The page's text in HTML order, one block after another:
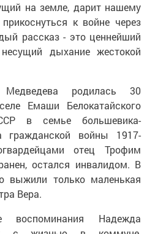
на земле, дарит нашему
к войне через
рассказ - это ценнейший
несущий дыхание жестокой
родилась 30
Емаши Белокатайского
в семье большевика-
гражданской войны 1917-
отец Трофим
остался инвалидом. В
выжили только маленькая
Вера.
воспоминания Надежда